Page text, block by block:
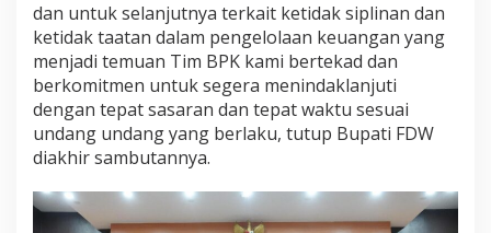
dan untuk selanjutnya terkait ketidak siplinan dan
ketidak taatan dalam pengelolaan keuangan yang
menjadi temuan Tim BPK kami bertekad dan
berkomitmen untuk segera menindaklanjuti
dengan tepat sasaran dan tepat waktu sesuai
undang undang yang berlaku, tutup Bupati FDW
diakhir sambutannya.